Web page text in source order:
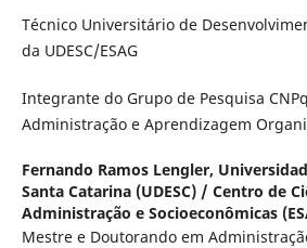
Técnico Universitário de
da UDESC/ESAG
Integrante do Grupo de Pesquisa
Administração e Aprendizagem
Fernando Ramos Lengler,
Santa Catarina (UDESC) / Centro de
Administração e Socioeconômicas
Mestre e Doutorando em